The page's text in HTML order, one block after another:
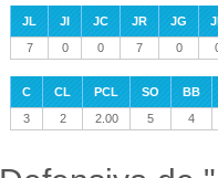
JL JI JC JR JG
7
0 0 7 0
C CL PCL SO
BB
3
2 2.00 5 4